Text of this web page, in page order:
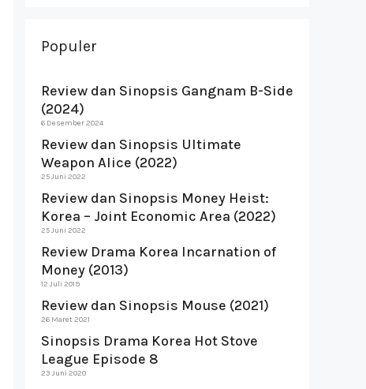
Populer
Review dan Sinopsis Gangnam B-Side
(2024)
6 Desember 2024
Review dan Sinopsis Ultimate
Weapon Alice (2022)
25 Juni 2022
Review dan Sinopsis Money Heist:
Korea – Joint Economic Area (2022)
25 Juni 2022
Review Drama Korea Incarnation of
Money (2013)
12 Juli 2019
Review dan Sinopsis Mouse (2021)
26 Maret 2021
Sinopsis Drama Korea Hot Stove
League Episode 8
23 Juni 2020